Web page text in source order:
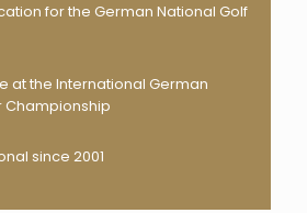
for the German National Golf
at the International German
Championship
since 2001